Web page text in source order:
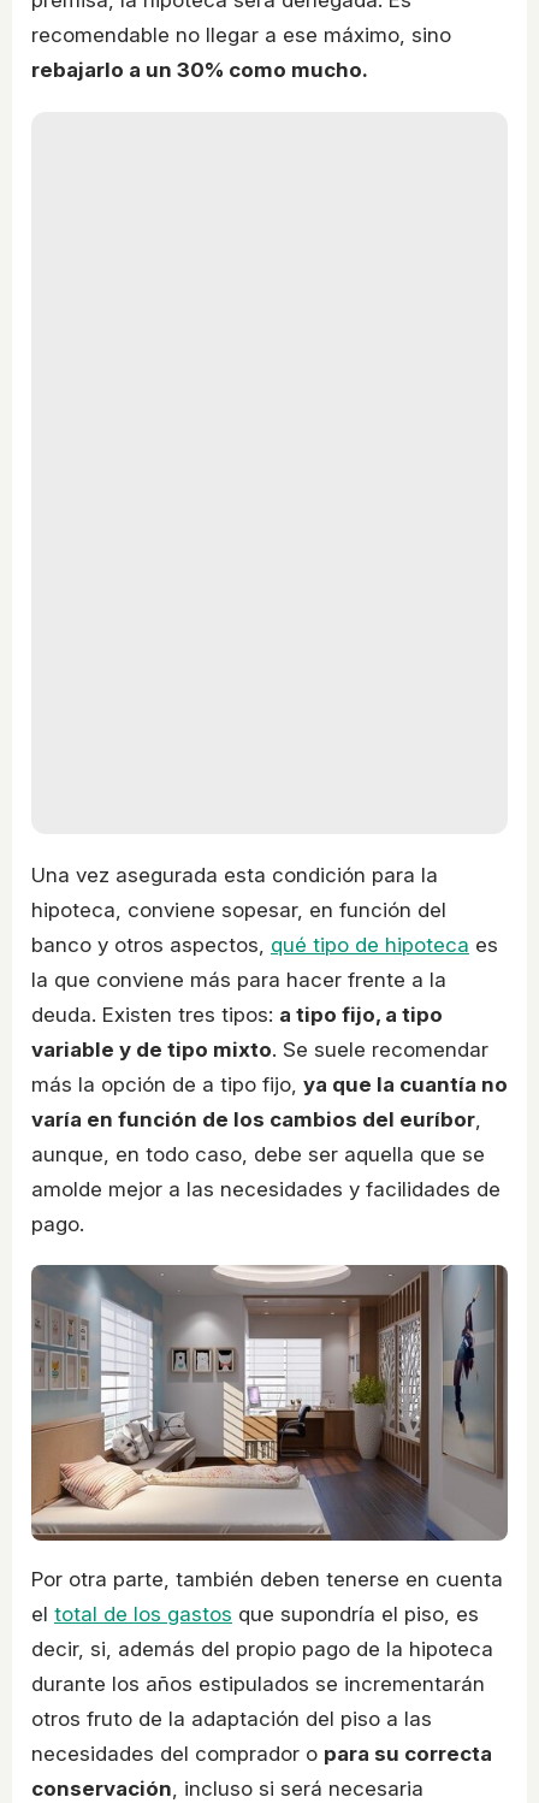
recomendable no llegar a ese máximo, sino
rebajarlo a un 30% como mucho.
Una vez asegurada esta condición para la
hipoteca, conviene sopesar, en función del
banco y otros aspectos, qué tipo de hipoteca es
la que conviene más para hacer frente a la
deuda. Existen tres tipos: a tipo fijo, a tipo
variable y de tipo mixto. Se suele recomendar
más la opción de a tipo fijo, ya que la cuantía no
varía en función de los cambios del euríbor,
aunque, en todo caso, debe ser aquella que se
amolde mejor a las necesidades y facilidades de
pago.
Por otra parte, también deben tenerse en cuenta
el total de los gastos que supondría el piso, es
decir, si, además del propio pago de la hipoteca
durante los años estipulados se incrementarán
otros fruto de la adaptación del piso a las
necesidades del comprador o para su correcta
conservación, incluso si será necesaria